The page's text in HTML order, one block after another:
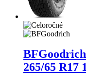
265/65 R17